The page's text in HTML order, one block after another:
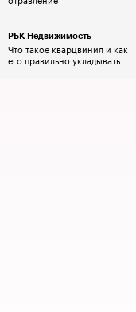
РБК Недвижимость
Что такое кварцвинил и как
его правильно укладывать